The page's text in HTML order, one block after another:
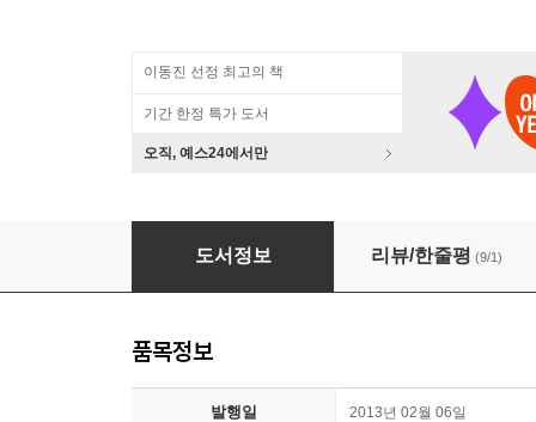
이동진 선정 최고의 책
기간 한정 특가 도서
오직, 예스24에서만
언제나 민생을 염려하노니
도서정보 리뷰/한줄평 (9/1)
품목정보
발행일 2013년 02월 06일